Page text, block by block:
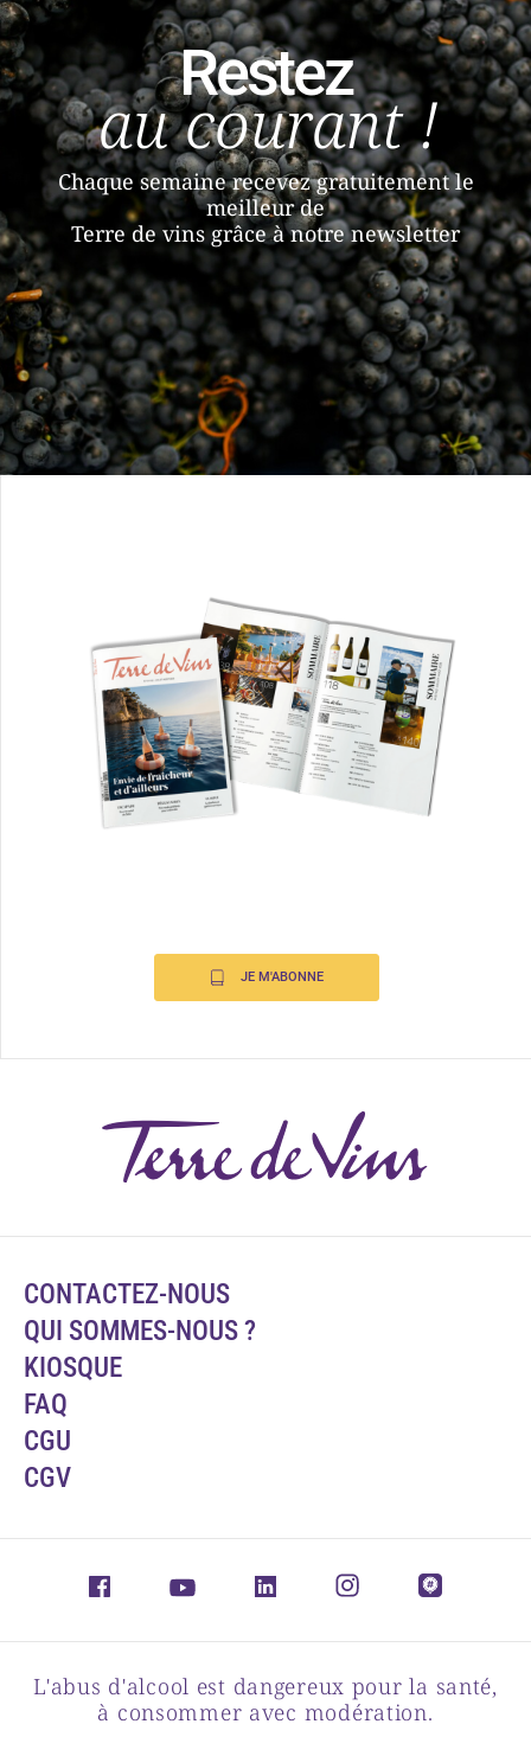
Restez
au courant !
Chaque semaine recevez gratuitement le
meilleur de
Terre de vins grâce à notre newsletter
JE M'ABONNE
CONTACTEZ-NOUS
QUI SOMMES-NOUS ?
KIOSQUE
FAQ
CGU
CGV
L'abus d'alcool est dangereux pour la santé,
à consommer avec modération.